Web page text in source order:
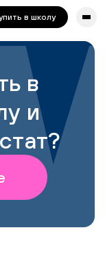
VPN.
в школу
в
и